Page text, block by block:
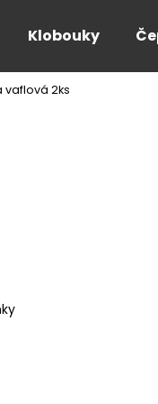
Klobouky
vaflová 2ks